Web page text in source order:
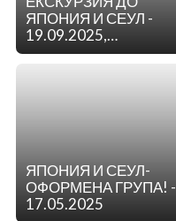
ЯПОНИЯ И СЕУЛ -
19.09.2025,
17.10.2025,
07.11.2025
ЯПОНИЯ И СЕУЛ-
ОФОРМЕНА ГРУПА! -
17.05.2025